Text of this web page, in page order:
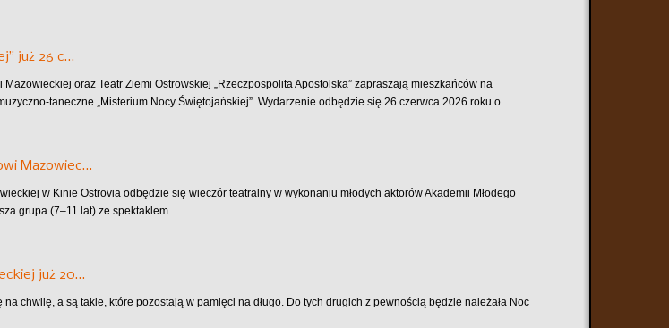
już 26 c…
oraz Teatr Ziemi Ostrowskiej „Rzeczpospolita Apostolska” zapraszają mieszkańców na
taneczne „Misterium Nocy Świętojańskiej”. Wydarzenie odbędzie się 26 czerwca 2026 roku o...
Mazowiec…
w Kinie Ostrovia odbędzie się wieczór teatralny w wykonaniu młodych aktorów Akademii Młodego
grupa (7–11 lat) ze spektaklem...
już 20…
chwilę, a są takie, które pozostają w pamięci na długo. Do tych drugich z pewnością będzie należała Noc